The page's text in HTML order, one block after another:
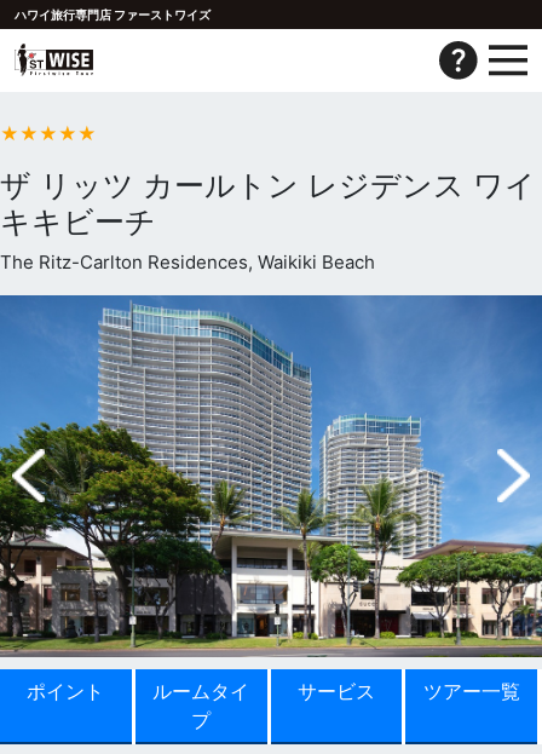
ハワイ旅行専門店 ファーストワイズ
★★★★★
ザ リッツ カールトン レジデンス ワイ
キキビーチ
The Ritz-Carlton Residences, Waikiki Beach
ポイント
ルームタイ
プ
サービス ツアー一覧